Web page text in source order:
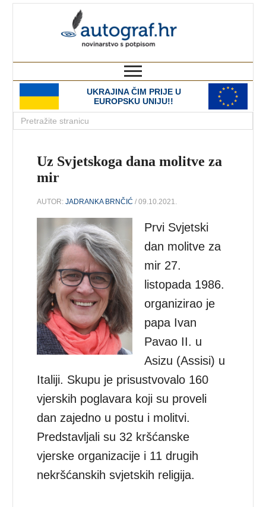
UKRAJINA ČIM PRIJE U
EUROPSKU UNIJU!!
Uz Svjetskoga dana molitve za
mir
AUTOR:JADRANKA BRNČIĆ / 09.10.2021.
Prvi Svjetski
dan molitve za
mir 27.
listopada 1986.
organizirao je
papa Ivan
Pavao II. u
Asizu (Assisi) u
Italiji. Skupu je prisustvovalo 160
vjerskih poglavara koji su proveli
dan zajedno u postu i molitvi.
Predstavljali su 32 kršćanske
vjerske organizacije i 11 drugih
nekršćanskih svjetskih religija.